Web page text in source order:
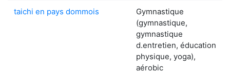
taichi en pays dommois
Gymnastique
(gymnastique,
gymnastique
d.entretien, éducation
physique, yoga),
aérobic